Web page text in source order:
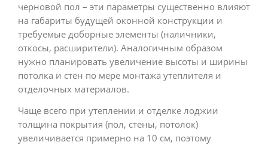
черновой пол – эти параметры существенно влияют
на габариты будущей оконной конструкции и
требуемые доборные элементы (наличники,
откосы, расширители). Аналогичным образом
нужно планировать увеличение высоты и ширины
потолка и стен по мере монтажа утеплителя и
отделочных материалов.
Чаще всего при утеплении и отделке лоджии
толщина покрытия (пол, стены, потолок)
увеличивается примерно на 10 см, поэтому